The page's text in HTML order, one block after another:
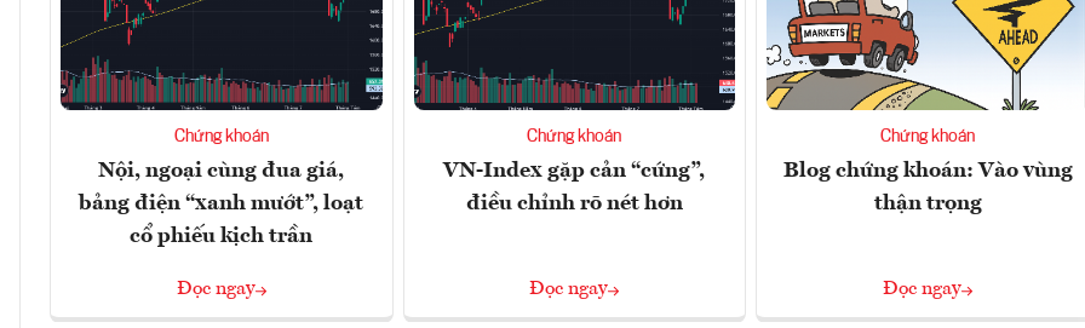
Chứng khoán
Nội, ngoại cùng đua giá,
bảng điện “xanh mướt”, loạt
cổ phiếu kịch trần
Đọc ngay
Chứng khoán
VN-Index gặp cản “cứng”,
điều chỉnh rõ nét hơn
Đọc ngay
Chứng khoán
Blog chứng khoán: Vào vùng
thận trọng
Đọc ngay